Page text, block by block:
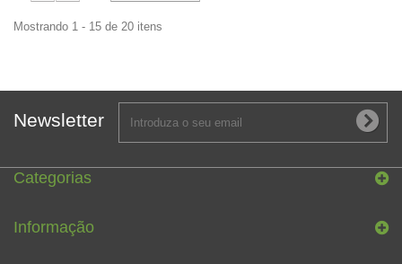
Mostrando 1 - 15 de 20 itens
Newsletter
Categorias
Informação